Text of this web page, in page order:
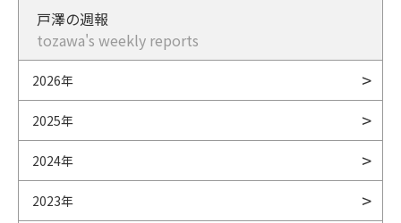
戸澤の週報
tozawa's weekly reports
2026年
2025年
2024年
2023年